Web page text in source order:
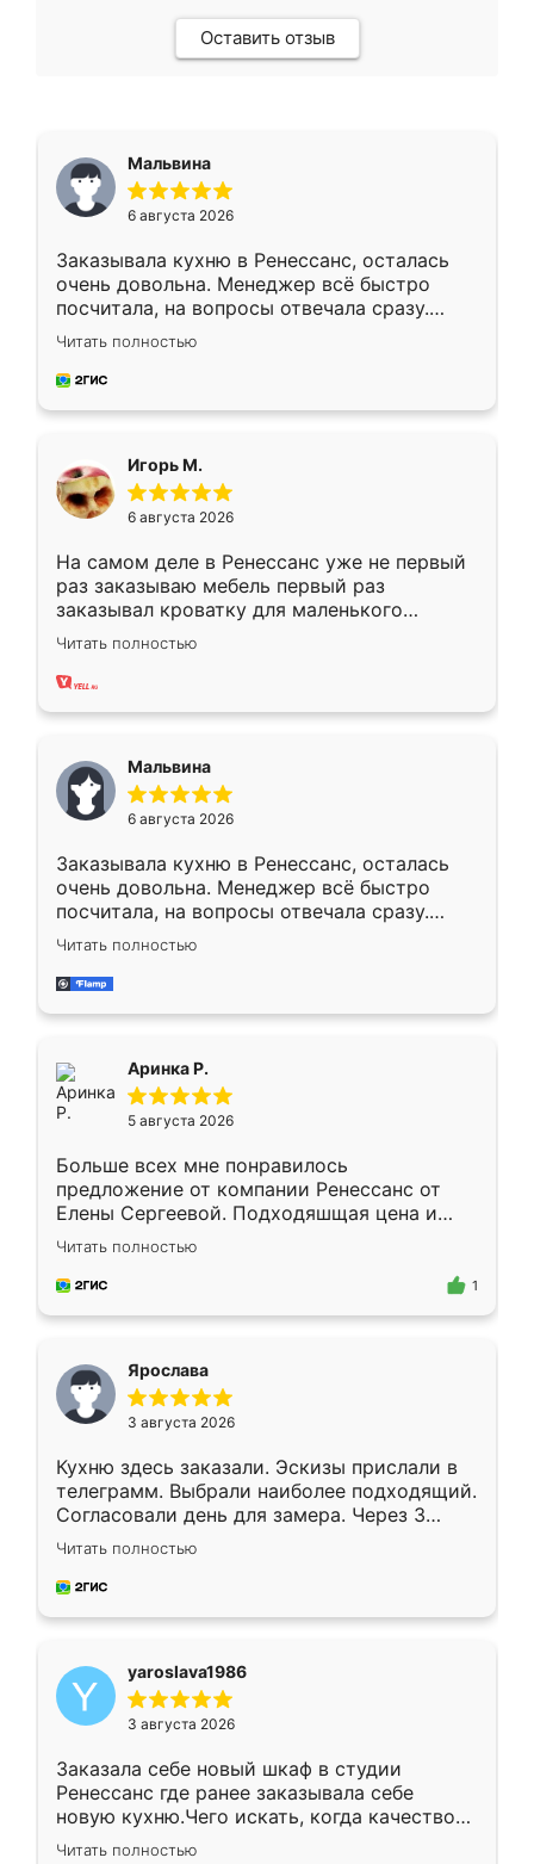
Оставить отзыв
Мальвина
6 августа 2026
Заказывала кухню в Ренессанс, осталась
очень довольна. Менеджер всё быстро
посчитала, на вопросы отвечала сразу.
Замерщик приехал в субботу, подошёл к
делу со всей ответственностью. Собрали
за день, ребята работали аккуратно, даже
Читать полностью
Игорь М.
6 августа 2026
На самом деле в Ренессанс уже не первый
раз заказываю мебель первый раз
заказывал кроватку для маленького
ребёнка при его рождении ,во второй раз
заказал шкаф-купе. По качеству очень
хорошее сборка достаточно быстрая,
меньше, здесь же он более разнообразный.
Мне нравится ,если что-то потребуется из
мебели буду заказывать только здесь.
Читать полностью
Мальвина
6 августа 2026
Заказывала кухню в Ренессанс, осталась
очень довольна. Менеджер всё быстро
посчитала, на вопросы отвечала сразу.
Замерщик приехал в субботу, подошёл к
делу со всей ответственностью. Собрали
за день, ребята работали аккуратно, даже
Читать полностью
Аринка Р.
5 августа 2026
Больше всех мне понравилось
предложение от компании Ренессанс от
Елены Сергеевой. Подходяшщая цена и
короткие сроки изготовления. Приехавший
для замера сотрудник Владислав
предложил по моему эскизу самый
Читать полностью
1
Ярослава
3 августа 2026
Кухню здесь заказали. Эскизы прислали в
телеграмм. Выбрали наиболее подходящий.
Согласовали день для замера. Через 3
недели кухня была уже готова. Остались
довольны работой. Спасибо Ренессанс
мебель за качественную работу!
Читать полностью
yaroslava1986
3 августа 2026
Заказала себе новый шкаф в студии
Ренессанс где ранее заказывала себе
новую кухню.Чего искать, когда качеством
вполне довольна. Служит кухня уже почти
Читать полностью